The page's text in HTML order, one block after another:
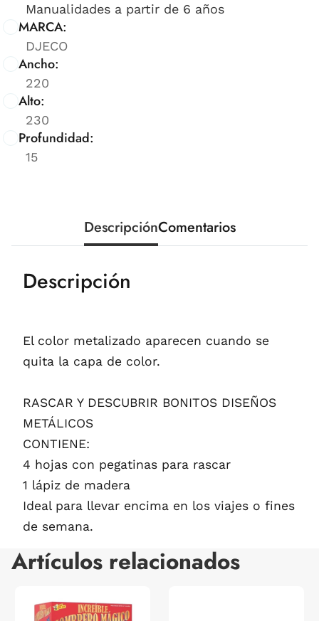
Manualidades a partir de 6 años
MARCA:
DJECO
Ancho:
220
Alto:
230
Profundidad:
15
DescripciónComentarios
Descripción
El color metalizado aparecen cuando se
quita la capa de color.
RASCAR Y DESCUBRIR BONITOS DISEÑOS
METÁLICOS
CONTIENE:
4 hojas con pegatinas para rascar
1 lápiz de madera
Ideal para llevar encima en los viajes o fines
de semana.
Artículos relacionados